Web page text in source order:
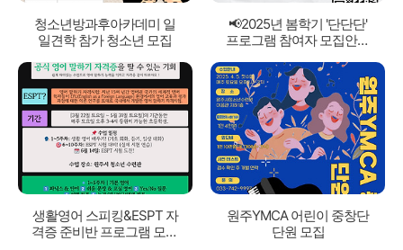
청소년방과후아카데미 일
일견학 참가 청소년 모집
📢2025년 봄학기 '단단단'
프로그램 참여자 모집안내
생활영어 스피킹&ESPT 자
격증 준비반 프로그램 모집
원주YMCA 어린이 중창단
단원 모집